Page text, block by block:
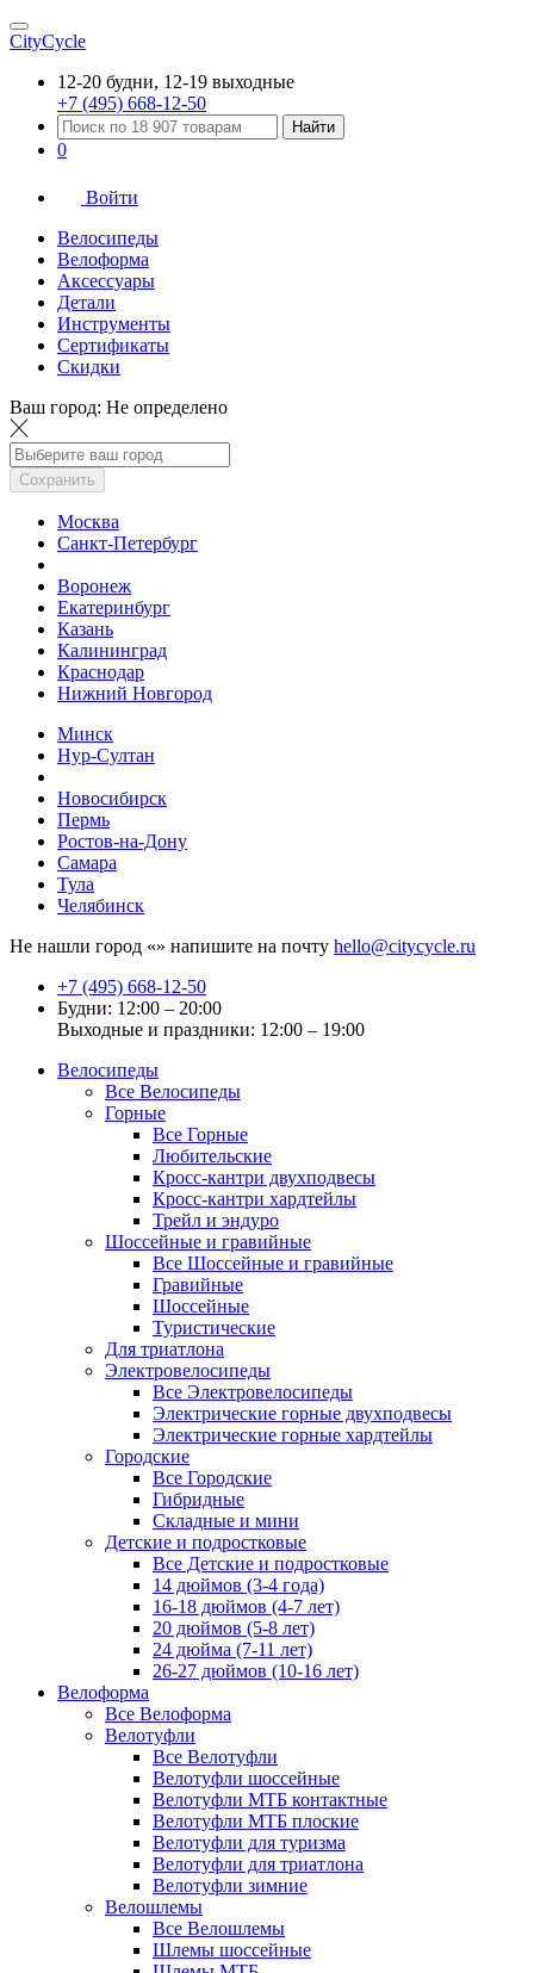
CityCycle
12-20 будни, 12-19 выходные
+7 (495) 668-12-50
Найти
0
Войти
Велосипеды
Велоформа
Аксессуары
Детали
Инструменты
Сертификаты
Скидки
Ваш город: Не определено
Сохранить
Москва
Санкт-Петербург
Воронеж
Екатеринбург
Казань
Калининград
Краснодар
Нижний Новгород
Минск
Нур-Султан
Новосибирск
Пермь
Ростов-на-Дону
Самара
Тула
Челябинск
Не нашли город «» напишите на почту hello@citycycle.ru
+7 (495) 668-12-50
Будни: 12:00 – 20:00
Выходные и праздники: 12:00 – 19:00
Велосипеды
Все Велосипеды
Горные
Все Горные
Любительские
Кросс-кантри двухподвесы
Кросс-кантри хардтейлы
Трейл и эндуро
Шоссейные и гравийные
Все Шоссейные и гравийные
Гравийные
Шоссейные
Туристические
Для триатлона
Электровелосипеды
Все Электровелосипеды
Электрические горные двухподвесы
Электрические горные хардтейлы
Городские
Все Городские
Гибридные
Складные и мини
Детские и подростковые
Все Детские и подростковые
14 дюймов (3-4 года)
16-18 дюймов (4-7 лет)
20 дюймов (5-8 лет)
24 дюйма (7-11 лет)
26-27 дюймов (10-16 лет)
Велоформа
Все Велоформа
Велотуфли
Все Велотуфли
Велотуфли шоссейные
Велотуфли МТБ контактные
Велотуфли МТБ плоские
Велотуфли для туризма
Велотуфли для триатлона
Велотуфли зимние
Велошлемы
Все Велошлемы
Шлемы шоссейные